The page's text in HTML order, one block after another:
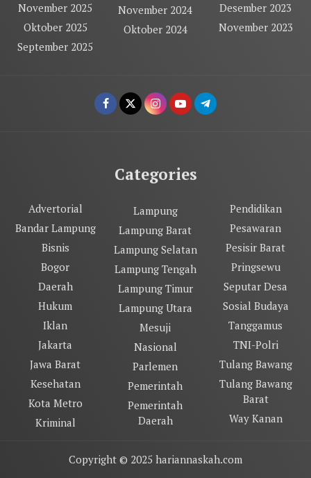
November 2025
Oktober 2025
September 2025
November 2024
Oktober 2024
Desember 2023
November 2023
Categories
Advertorial
Bandar Lampung
Bisnis
Bogor
Daerah
Hukum
Iklan
Jakarta
Jawa Barat
Kesehatan
Kota Metro
Kriminal
Lampung
Lampung Barat
Lampung Selatan
Lampung Tengah
Lampung Timur
Lampung Utara
Mesuji
Nasional
Parlemen
Pemerintah
Pemerintah
Daerah
Pendidikan
Pesawaran
Pesisir Barat
Pringsewu
Seputar Desa
Sosial Budaya
Tanggamus
TNI-Polri
Tulang Bawang
Tulang Bawang
Barat
Way Kanan
Copyright © 2025 hariannaskah.com